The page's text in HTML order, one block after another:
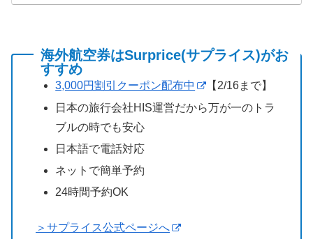
海外航空券はSurprice(サプライス)がお
すすめ
3,000円割引クーポン配布中
【2/16まで】
日本の旅行会社HIS運営だから万が一のトラ
ブルの時でも安心
日本語で電話対応
ネットで簡単予約
24時間予約OK
＞サプライス公式ページへ